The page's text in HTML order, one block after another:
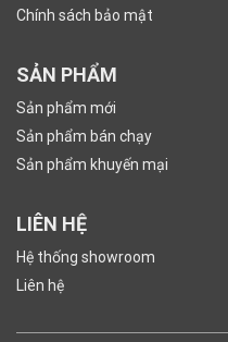
Chính sách bảo mật
SẢN PHẨM
Sản phẩm mới
Sản phẩm bán chạy
Sản phẩm khuyến mại
LIÊN HỆ
Hệ thống showroom
Liên hệ